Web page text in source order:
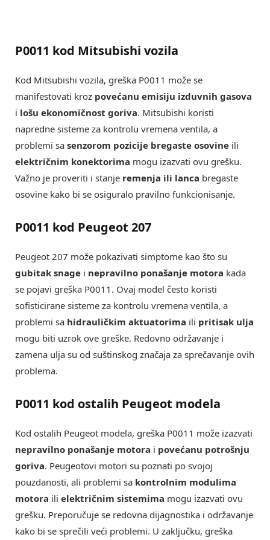
P0011 kod Mitsubishi vozila
Kod Mitsubishi vozila, greška P0011 može se
manifestovati kroz povećanu emisiju izduvnih gasova
i lošu ekonomičnost goriva. Mitsubishi koristi
napredne sisteme za kontrolu vremena ventila, a
problemi sa senzorom pozicije bregaste osovine ili
električnim konektorima mogu izazvati ovu grešku.
Važno je proveriti i stanje remenja ili lanca bregaste
osovine kako bi se osiguralo pravilno funkcionisanje.
P0011 kod Peugeot 207
Peugeot 207 može pokazivati simptome kao što su
gubitak snage i nepravilno ponašanje motora kada
se pojavi greška P0011. Ovaj model često koristi
sofisticirane sisteme za kontrolu vremena ventila, a
problemi sa hidrauličkim aktuatorima ili pritisak ulja
mogu biti uzrok ove greške. Redovno održavanje i
zamena ulja su od suštinskog značaja za sprečavanje ovih
problema.
P0011 kod ostalih Peugeot modela
Kod ostalih Peugeot modela, greška P0011 može izazvati
nepravilno ponašanje motora i povećanu potrošnju
goriva. Peugeotovi motori su poznati po svojoj
pouzdanosti, ali problemi sa kontrolnim modulima
motora ili električnim sistemima mogu izazvati ovu
grešku. Preporučuje se redovna dijagnostika i održavanje
kako bi se sprečili veći problemi. U zaključku, greška